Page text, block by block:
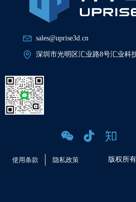
sales@uprise3d.cn
深圳市光明区汇业路8号汇业科
版权所
使用条款 隐私政策